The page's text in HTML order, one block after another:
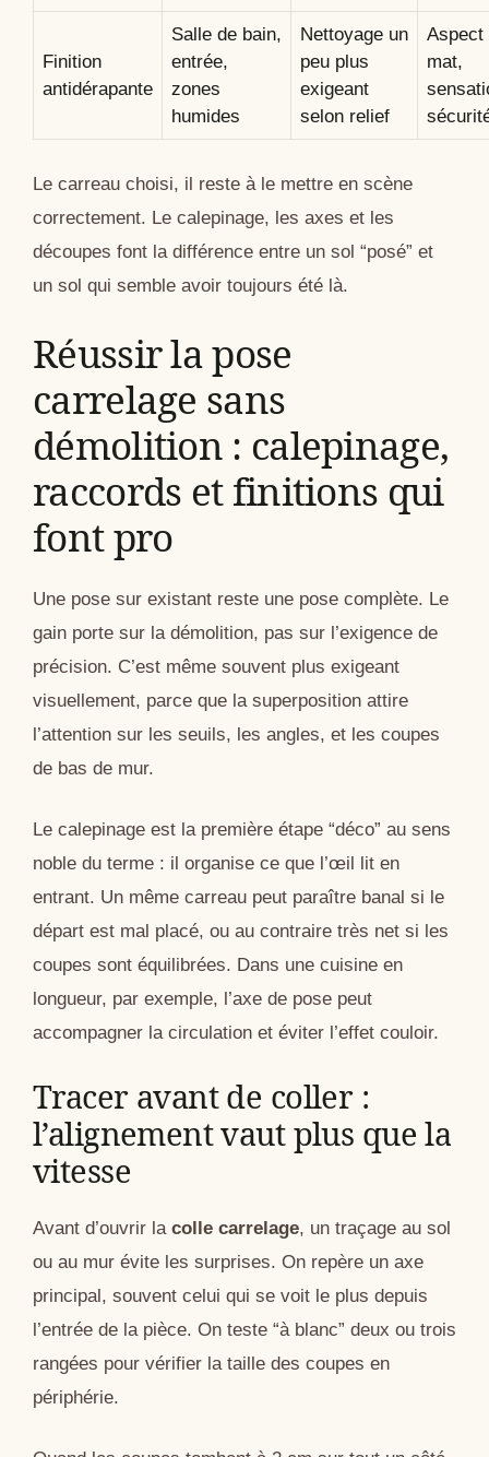
Finition
antidérapante
Salle de bain,
entrée,
zones
humides
Nettoyage un
peu plus
exigeant
selon relief
Aspect
mat,
Le carreau choisi, il reste à le mettre en scène
correctement. Le calepinage, les axes et les
découpes font la différence entre un sol “posé” et
un sol qui semble avoir toujours été là.
Réussir la pose
carrelage sans
démolition : calepinage,
raccords et finitions qui
font pro
Une pose sur existant reste une pose complète. Le
gain porte sur la démolition, pas sur l’exigence de
précision. C’est même souvent plus exigeant
visuellement, parce que la superposition attire
l’attention sur les seuils, les angles, et les coupes
de bas de mur.
Le calepinage est la première étape “déco” au sens
noble du terme : il organise ce que l’œil lit en
entrant. Un même carreau peut paraître banal si le
départ est mal placé, ou au contraire très net si les
coupes sont équilibrées. Dans une cuisine en
longueur, par exemple, l’axe de pose peut
accompagner la circulation et éviter l’effet couloir.
Tracer avant de coller :
l’alignement vaut plus que la
vitesse
Avant d’ouvrir la colle carrelage, un traçage au sol
ou au mur évite les surprises. On repère un axe
principal, souvent celui qui se voit le plus depuis
l’entrée de la pièce. On teste “à blanc” deux ou trois
rangées pour vérifier la taille des coupes en
périphérie.